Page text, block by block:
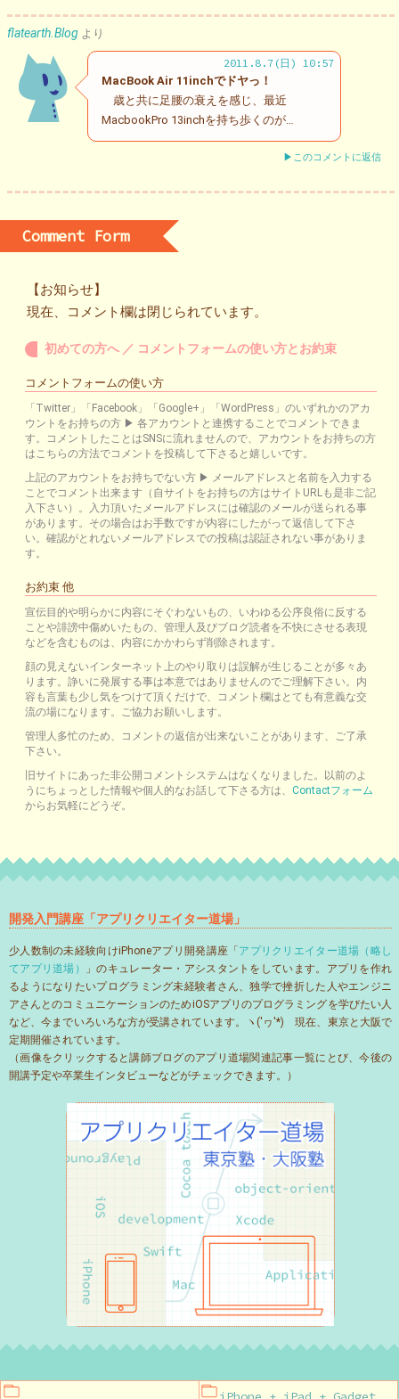
flatearth.Blog より
2011.8.7(日) 10:57
MacBook Air 11inchでドヤっ！
歳と共に足腰の衰えを感じ、最近
MacbookPro 13inchを持ち歩くのが…
▶このコメントに返信
Comment Form
【お知らせ】
現在、コメント欄は閉じられています。
初めての方へ ／ コメントフォームの使い方とお約束
コメントフォームの使い方
「Twitter」「Facebook」「Google+」「WordPress」のいずれかのアカ
ウントをお持ちの方 ▶ 各アカウントと連携することでコメントできま
す。コメントしたことはSNSに流れませんので、アカウントをお持ちの方
はこちらの方法でコメントを投稿して下さると嬉しいです。
上記のアカウントをお持ちでない方 ▶ メールアドレスと名前を入力する
ことでコメント出来ます（自サイトをお持ちの方はサイトURLも是非ご記
入下さい）。入力頂いたメールアドレスには確認のメールが送られる事
があります。その場合はお手数ですが内容にしたがって返信して下さ
い。確認がとれないメールアドレスでの投稿は認証されない事がありま
す。
お約束 他
宣伝目的や明らかに内容にそぐわないもの、いわゆる公序良俗に反する
ことや誹謗中傷めいたもの、管理人及びブログ読者を不快にさせる表現
などを含むものは、内容にかかわらず削除されます。
顔の見えないインターネット上のやり取りは誤解が生じることが多々あ
ります。諍いに発展する事は本意ではありませんのでご理解下さい。内
容も言葉も少し気をつけて頂くだけで、コメント欄はとても有意義な交
流の場になります。ご協力お願いします。
管理人多忙のため、コメントの返信が出来ないことがあります、ご了承
下さい。
旧サイトにあった非公開コメントシステムはなくなりました。以前のよ
うにちょっとした情報や個人的なお話して下さる方は、 Contactフォーム
からお気軽にどうぞ。
開発入門講座「アプリクリエイター道場」
少人数制の未経験向けiPhoneアプリ開発講座「 アプリクリエイター道場（略し
てアプリ道場）
」のキュレーター・アシスタントをしています。アプリを作れ
るようになりたいプログラミング未経験者さん、独学で挫折した人やエンジニ
アさんとのコミュニケーションのためiOSアプリのプログラミングを学びたい人
など、今までいろいろな方が受講されています。ヽ('ヮ'*)ゝ現在、東京と大阪で
定期開催されています。
（画像をクリックすると講師ブログのアプリ道場関連記事一覧にとび、今後の
開講予定や卒業生インタビューなどがチェックできます。）